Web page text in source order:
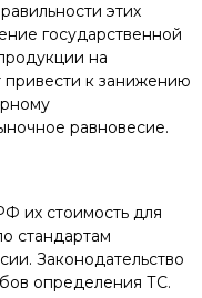
этих
государственной
на
к занижению
равновесие.
их стоимость для
стандартам
Законодательство
определения ТС.